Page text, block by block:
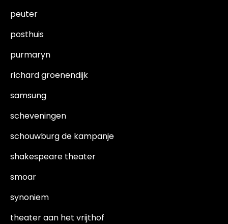
peuter
posthuis
purmaryn
richard groenendijk
samsung
scheveningen
schouwburg de kampanje
shakespeare theater
smoar
synoniem
theater aan het vrijthof